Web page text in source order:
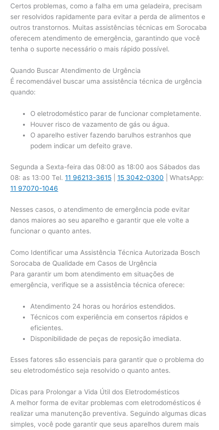
Certos problemas, como a falha em uma geladeira, precisam
ser resolvidos rapidamente para evitar a perda de alimentos e
outros transtornos. Muitas assistências técnicas em Sorocaba
oferecem atendimento de emergência, garantindo que você
tenha o suporte necessário o mais rápido possível.
Quando Buscar Atendimento de Urgência
É recomendável buscar uma assistência técnica de urgência
quando:
O eletrodoméstico parar de funcionar completamente.
Houver risco de vazamento de gás ou água.
O aparelho estiver fazendo barulhos estranhos que
podem indicar um defeito grave.
Segunda a Sexta-feira das 08:00 as 18:00 aos Sábados das
08: as 13:00 Tel.11 96213-3615 |15 3042-0300 | WhatsApp:
11 97070-1046
Nesses casos, o atendimento de emergência pode evitar
danos maiores ao seu aparelho e garantir que ele volte a
funcionar o quanto antes.
Como Identificar uma Assistência Técnica Autorizada Bosch
Sorocaba de Qualidade em Casos de Urgência
Para garantir um bom atendimento em situações de
emergência, verifique se a assistência técnica oferece:
Atendimento 24 horas ou horários estendidos.
Técnicos com experiência em consertos rápidos e
eficientes.
Disponibilidade de peças de reposição imediata.
Esses fatores são essenciais para garantir que o problema do
seu eletrodoméstico seja resolvido o quanto antes.
Dicas para Prolongar a Vida Útil dos Eletrodomésticos
A melhor forma de evitar problemas com eletrodomésticos é
realizar uma manutenção preventiva. Seguindo algumas dicas
simples, você pode garantir que seus aparelhos durem mais